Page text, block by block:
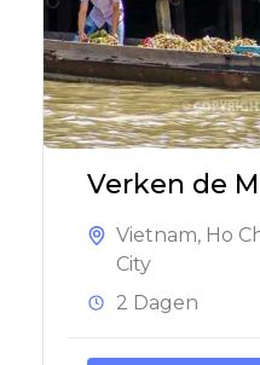
Verken de
Vietnam, Ho
City
2 Dagen